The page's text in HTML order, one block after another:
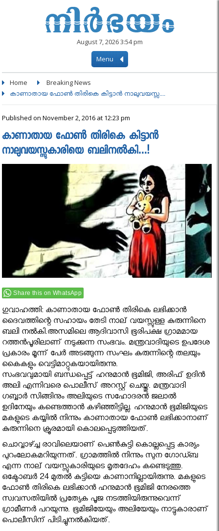
August 7, 2026 3:54 pm
Menu
Home Breaking News
കാണാതായ ഫോണ്‍ തിരികെ കിട്ടാന്‍ നാലുവയസ്സ....
Published on November 2, 2016 at 12:23 pm
കാണാതായ ഫോണ്‍ തിരികെ കിട്ടാന്‍
നാലുവയസ്സുകാരിയെ ബലിനല്‍കി…!
Share this on WhatsApp
ഗുവാഹത്തി: കാണാതായ ഫോണ്‍ തിരികെ ലഭിക്കാന്‍
ദൈവത്തിന്റെ സഹായം തേടി നാല് വയസ്സുള്ള കുരുന്നിനെ
ബലി നൽകി.അസമിലെ ആദിവാസി ഭൂരിപക്ഷ ഗ്രാമമായ
റത്തന്‍പൂരിലാണ് നടുക്കുന്ന സംഭവം. മന്ത്രവാദിയുടെ ഉപദേശ
പ്രകാരം മൂന്ന് പേര്‍ അടങ്ങുന്ന സംഘം കുരുന്നിന്റെ തലയും
കൈകളും വെട്ടിമാറ്റുകയായിരുന്നു.
സംഭവവുമായി ബന്ധപ്പെട്ട് ഹനുമാന്‍ ഭൂമിജി, അരിഫ് ഉദിന്‍
അലി എന്നിവരെ പൊലീസ് അറസ്റ്റ് ചെയ്തു. മന്ത്രവാദി
ഗബ്ബാര്‍ സിങ്ങിനും അലിയുടെ സഹോദരന്‍ ജലാല്‍
ഉദിനേയും കണ്ടെത്താന്‍ കഴിഞ്ഞിട്ടില്ല. ഹനുമാന്‍ ഭൂമിജിയുടെ
മകളുടെ കയ്യില്‍ നിന്നും കാണാതായ ഫോണ്‍ ലഭിക്കാനാണ്
കുരുന്നിനെ ക്രൂരമായി കൊലപ്പെടുത്തിയത്.
ചൊവ്വാഴ്ച്ച രാവിലെയാണ് പെണ്‍കുട്ടി കൊല്ലപ്പെട്ട കാര്യം
പുറംലോകമറിയുന്നത്. ഗ്രാമത്തില്‍ നിന്നും സുന ഗോഡ്ബ
എന്ന നാല് വയസ്സുകാരിയുടെ മൃതദേഹം കണ്ടെടുത്തു.
ഒക്ടോബര്‍ 24 മുതല്‍ കുട്ടിയെ കാണാനില്ലായിരുന്നു. മകളുടെ
ഫോണ്‍ തിരികെ ലഭിക്കാന്‍ ഹനുമാന്‍ ഭൂമിജി നേരത്തെ
സ്വവസതിയില്‍ പ്രത്യേക പൂജ നടത്തിയിരുന്നുവെന്ന്
ഗ്രാമീണര്‍ പറയുന്നു. ഭൂമിജിയേയും അലിയേയും നാട്ടുകാരാണ്
പൊലീസിന് പിടിച്ചുനല്‍കിയത്.